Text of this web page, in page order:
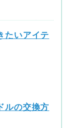
たいアイテ
ルの交換方